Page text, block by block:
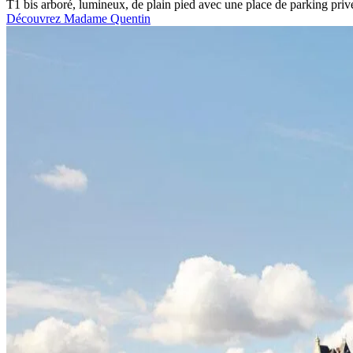
T1 bis arboré, lumineux, de plain pied avec une place de parking
Découvrez Madame Quentin